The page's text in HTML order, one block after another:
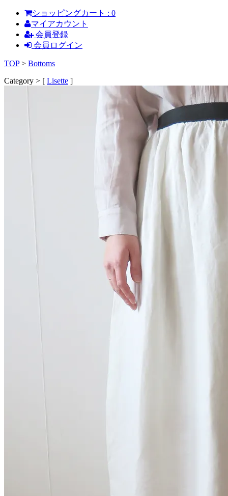
ショッピングカート : 0
マイアカウント
会員登録
会員ログイン
TOP > Bottoms
Category > [ Lisette ]